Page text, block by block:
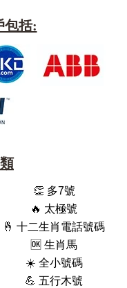
包括:
👏 多7號
🔥 太極號
🤞 十二生肖電話號碼
🆗️ 生肖馬
☀️ 全小號碼
💪 五行木號